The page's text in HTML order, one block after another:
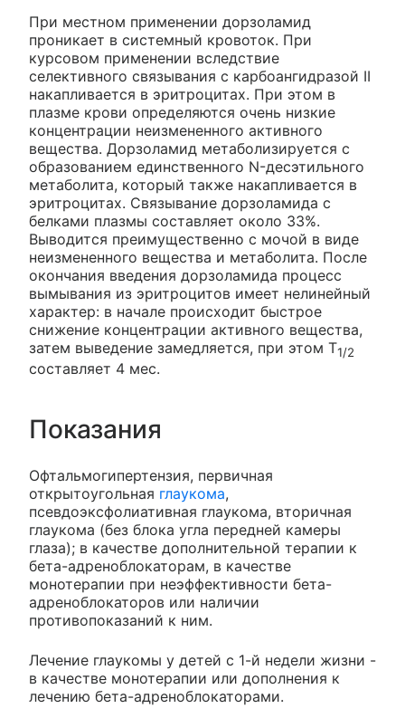
При местном применении дорзоламид
проникает в системный кровоток. При
курсовом применении вследствие
селективного связывания с карбоангидразой II
накапливается в эритроцитах. При этом в
плазме крови определяются очень низкие
концентрации неизмененного активного
вещества. Дорзоламид метаболизируется с
образованием единственного N-десэтильного
метаболита, который также накапливается в
эритроцитах. Связывание дорзоламида с
белками плазмы составляет около 33%.
Выводится преимущественно с мочой в виде
неизмененного вещества и метаболита. После
окончания введения дорзоламида процесс
вымывания из эритроцитов имеет нелинейный
характер: в начале происходит быстрое
снижение концентрации активного вещества,
затем выведение замедляется, при этом T1/2
составляет 4 мес.
Показания
Офтальмогипертензия, первичная
открытоугольная глаукома,
псевдоэксфолиативная глаукома, вторичная
глаукома (без блока угла передней камеры
глаза); в качестве дополнительной терапии к
бета-адреноблокаторам, в качестве
монотерапии при неэффективности бета-
адреноблокаторов или наличии
противопоказаний к ним.
Лечение глаукомы у детей с 1-й недели жизни -
в качестве монотерапии или дополнения к
лечению бета-адреноблокаторами.